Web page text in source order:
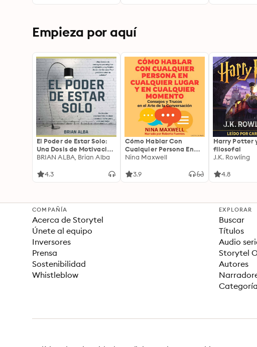
Empieza por aquí
El Poder de Estar Solo:
Una Dosis de Motivación
Acompañada de Ideas
una Vida Mejor
BRIAN ALBA, Brian Alba
4.3
Cómo Hablar Con
Cualquier Persona En
Cualquier Lugar Y En
Nina Maxwell
3.9
Harry Potter
filosofal
J.K. Rowling
4.8
COMPAÑÍA
Acerca de Storytel
Únete al equipo
Inversores
Prensa
Sostenibilidad
Whistleblow
EXPLORAR
Buscar
Títulos
Audio
Storytel
Autores